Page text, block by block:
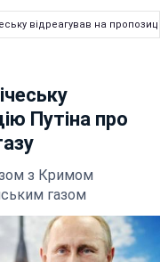
відреагував на
Путіна про
з Кримом
газом